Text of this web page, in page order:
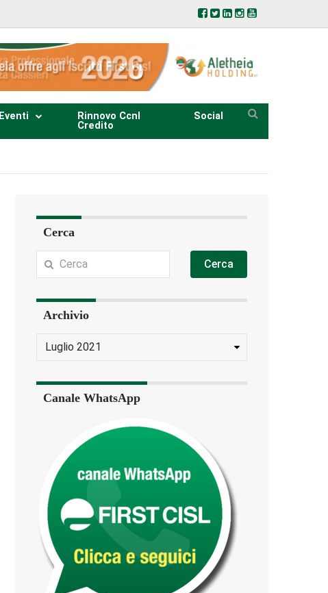
Eventi
Rinnovo Ccnl
Credito
Social
Cerca
Cerca
Archivio
Canale WhatsApp